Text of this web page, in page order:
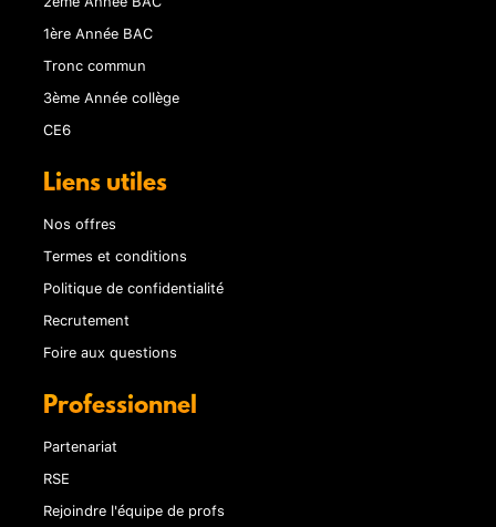
1ère Année BAC
Tronc commun
3ème Année collège
CE6
Liens utiles
Nos offres
Termes et conditions
Politique de confidentialité
Recrutement
Foire aux questions
Professionnel
Partenariat
RSE
Rejoindre l'équipe de profs